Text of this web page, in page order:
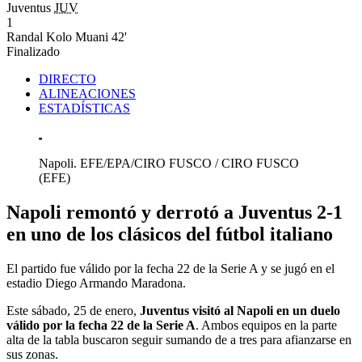
Juventus JUV
1
Randal Kolo Muani 42'
Finalizado
DIRECTO
ALINEACIONES
ESTADÍSTICAS
Napoli. EFE/EPA/CIRO FUSCO /CIRO FUSCO
(EFE)
Napoli remontó y derrotó a Juventus 2-1
en uno de los clásicos del fútbol italiano
El partido fue válido por la fecha 22 de la Serie A y se jugó en el
estadio Diego Armando Maradona.
Este sábado, 25 de enero, Juventus visitó al Napoli en un duelo
válido por la fecha 22 de la Serie A. Ambos equipos en la parte
alta de la tabla buscaron seguir sumando de a tres para afianzarse en
sus zonas.